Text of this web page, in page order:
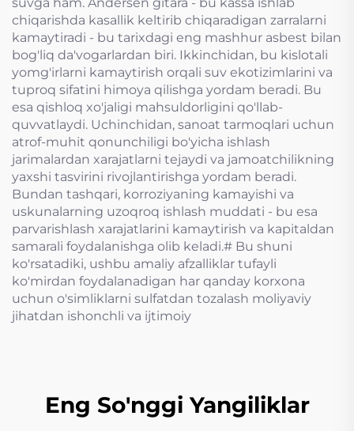
chiqarishda kasallik keltirib chiqaradigan zarralarni
kamaytiradi - bu tarixdagi eng mashhur asbest bilan
bog'liq da'vogarlardan biri. Ikkinchidan, bu kislotali
yomg'irlarni kamaytirish orqali suv ekotizimlarini va
tuproq sifatini himoya qilishga yordam beradi. Bu
esa qishloq xo'jaligi mahsuldorligini qo'llab-
quvvatlaydi. Uchinchidan, sanoat tarmoqlari uchun
atrof-muhit qonunchiligi bo'yicha ishlash
jarimalardan xarajatlarni tejaydi va jamoatchilikning
yaxshi tasvirini rivojlantirishga yordam beradi.
Bundan tashqari, korroziyaning kamayishi va
uskunalarning uzoqroq ishlash muddati - bu esa
parvarishlash xarajatlarini kamaytirish va kapitaldan
samarali foydalanishga olib keladi.# Bu shuni
ko'rsatadiki, ushbu amaliy afzalliklar tufayli
ko'mirdan foydalanadigan har qanday korxona
uchun o'simliklarni sulfatdan tozalash moliyaviy
jihatdan ishonchli va ijtimoiy
Eng So'nggi Yangiliklar